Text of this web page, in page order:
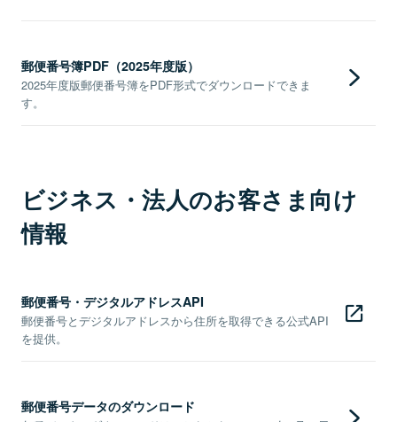
郵便番号簿PDF（2025年度版）
2025年度版郵便番号簿をPDF形式でダウンロードできま
す。
ビジネス・法人のお客さま向け
情報
郵便番号・デジタルアドレスAPI
郵便番号とデジタルアドレスから住所を取得できる公式API
を提供。
郵便番号データのダウンロード